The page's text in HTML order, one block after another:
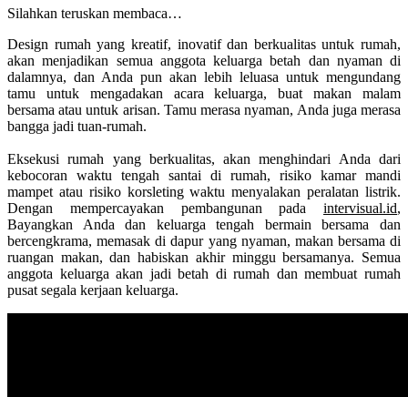
Silahkan teruskan membaca…
Design rumah yang kreatif, inovatif dan berkualitas untuk rumah,
akan menjadikan semua anggota keluarga betah dan nyaman di
dalamnya, dan Anda pun akan lebih leluasa untuk mengundang
tamu untuk mengadakan acara keluarga, buat makan malam
bersama atau untuk arisan. Tamu merasa nyaman, Anda juga merasa
bangga jadi tuan-rumah.
Eksekusi rumah yang berkualitas, akan menghindari Anda dari
kebocoran waktu tengah santai di rumah, risiko kamar mandi
mampet atau risiko korsleting waktu menyalakan peralatan listrik.
Dengan mempercayakan pembangunan pada intervisual.id,
Bayangkan Anda dan keluarga tengah bermain bersama dan
bercengkrama, memasak di dapur yang nyaman, makan bersama di
ruangan makan, dan habiskan akhir minggu bersamanya. Semua
anggota keluarga akan jadi betah di rumah dan membuat rumah
pusat segala kerjaan keluarga.